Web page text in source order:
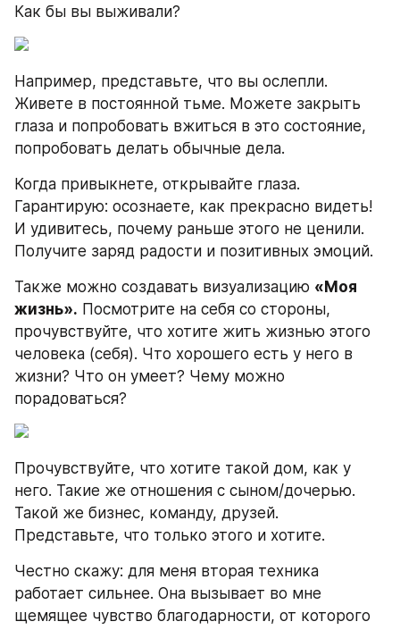
Как бы вы выживали?
Например, представьте, что вы ослепли.
Живете в постоянной тьме. Можете закрыть
глаза и попробовать вжиться в это состояние,
попробовать делать обычные дела.
Когда привыкнете, открывайте глаза.
Гарантирую: осознаете, как прекрасно видеть!
И удивитесь, почему раньше этого не ценили.
Получите заряд радости и позитивных эмоций.
Также можно создавать визуализацию «Моя
жизнь». Посмотрите на себя со стороны,
прочувствуйте, что хотите жить жизнью этого
человека (себя). Что хорошего есть у него в
жизни? Что он умеет? Чему можно
порадоваться?
Прочувствуйте, что хотите такой дом, как у
него. Такие же отношения с сыном/дочерью.
Такой же бизнес, команду, друзей.
Представьте, что только этого и хотите.
Честно скажу: для меня вторая техника
работает сильнее. Она вызывает во мне
щемящее чувство благодарности, от которого